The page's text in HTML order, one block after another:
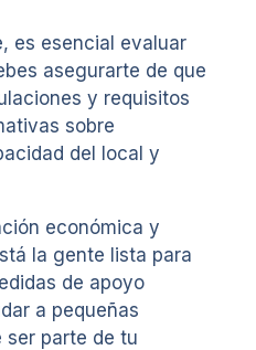
es esencial evaluar
asegurarte de que
y requisitos
sobre
del local y
económica y
la gente lista para
de apoyo
a pequeñas
ser parte de tu